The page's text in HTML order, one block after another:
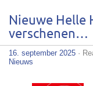
Nieuwe Helle
verschenen…
16. september 2025 ·
Nieuws